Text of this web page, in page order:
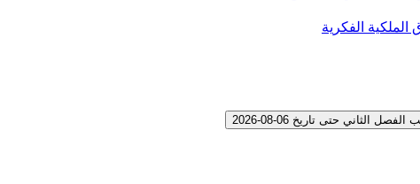
الملكية الفكرية
حتى تاريخ 06-08-2026